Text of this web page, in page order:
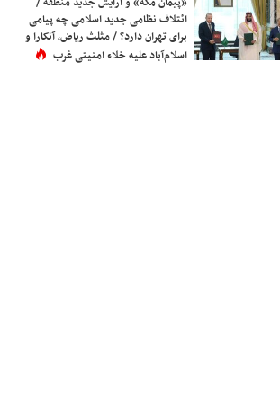
ائتلاف نظامی جدید اسلامی چه پیامی
برای تهران دارد؟ / مثلث ریاض، آنکارا و
اسلام‌آباد علیه خلاء امنیتی غرب